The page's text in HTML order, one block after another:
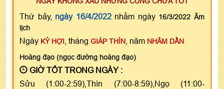
Thứ bảy, ngày 16/4/2022nhằm ngày 16/3/2022 Âm
lịch
Ngày KỶ HỢI , tháng GIÁP THÌN , năm NHÂM DẦN
Hoàng đạo (ngọc đường hoàng đạo)
GIỜ TỐT TRONG NGÀY :
Sửu (1:00-2:59),Thìn (7:00-8:59),Ngọ (11:00-